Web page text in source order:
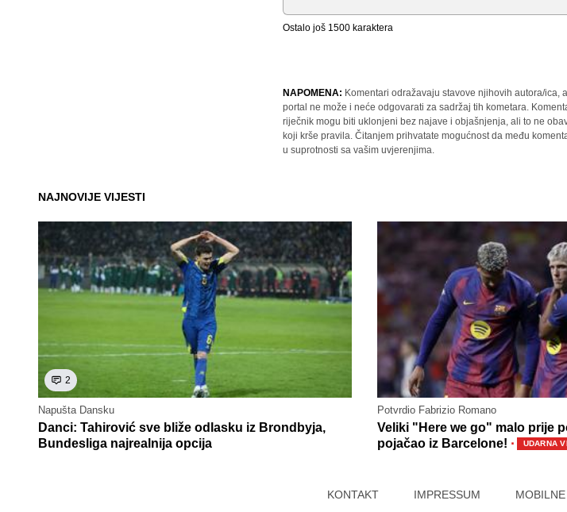
Ostalo još 1500 karaktera
NAPOMENA: Komentari odražavaju stavove njihovih autora/ica,
portal ne može i neće odgovarati za sadržaj tih kometara.
riječnik mogu biti uklonjeni bez najave i objašnjenja, ali to ne
koji krše pravila. Čitanjem prihvatate mogućnost da među
u suprotnosti sa vašim uvjerenjima.
NAJNOVIJE VIJESTI
2
Napušta Dansku
Danci: Tahirović sve bliže odlasku iz Brondbyja,
Bundesliga najrealnija opcija
Potvrdio Fabrizio Romano
Veliki "Here we go" malo prije
pojačao iz Barcelone! · UDARNA
KONTAKT IMPRESSUM